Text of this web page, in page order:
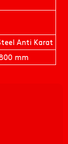
Anti Karat
mm